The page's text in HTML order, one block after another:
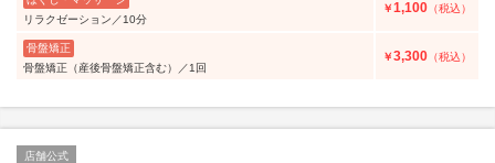
リラクゼーション／10分
￥1,100 （税込）
骨盤矯正
骨盤矯正（産後骨盤矯正含む）／1回
￥3,300 （税込）
店舗公式